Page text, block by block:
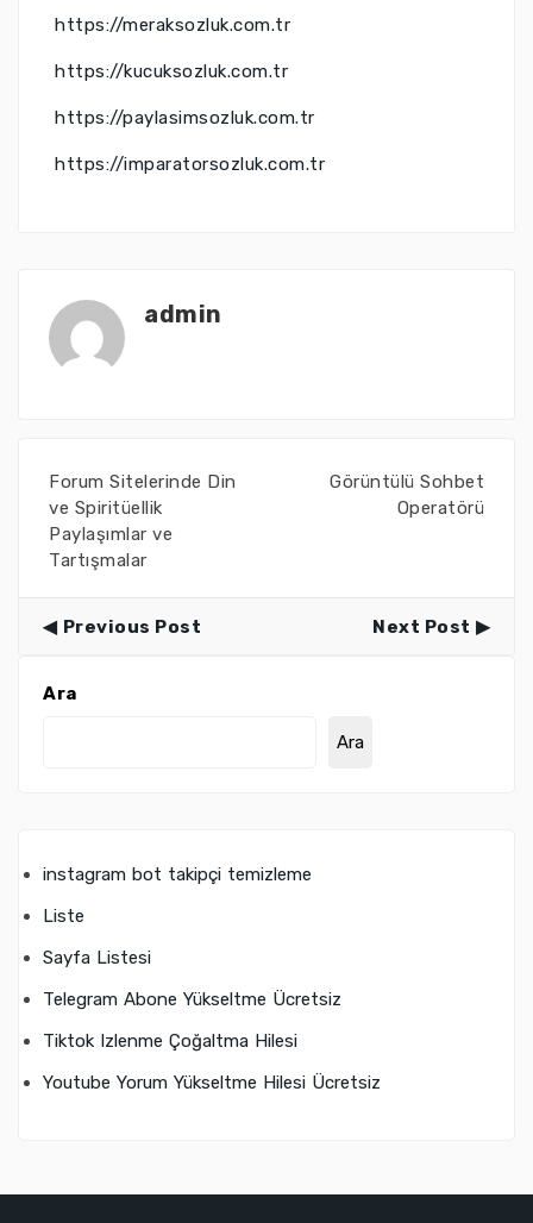
https://meraksozluk.com.tr
https://kucuksozluk.com.tr
https://paylasimsozluk.com.tr
https://imparatorsozluk.com.tr
admin
Forum Sitelerinde Din
ve Spiritüellik
Paylaşımlar ve
Tartışmalar
Görüntülü Sohbet
Operatörü
Previous Post Next Post
Ara
Ara
instagram bot takipçi temizleme
Liste
Sayfa Listesi
Telegram Abone Yükseltme Ücretsiz
Tiktok Izlenme Çoğaltma Hilesi
Youtube Yorum Yükseltme Hilesi Ücretsiz